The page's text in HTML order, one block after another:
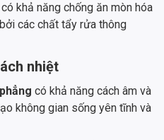
khả năng chống ăn mòn hóa
các chất tẩy rửa thông
nhiệt
có khả năng cách âm và
không gian sống yên tĩnh và